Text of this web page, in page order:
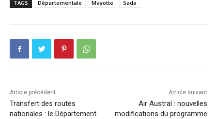
TAGS Départementale Mayotte Sada
Article précédent
Transfert des routes
nationales : le Département
Article suivant
Air Austral : nouvelles
modifications du programme